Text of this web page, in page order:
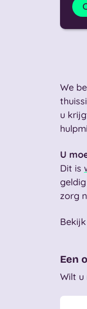
We
u
U
Dit is
zorg
Een
Wilt u